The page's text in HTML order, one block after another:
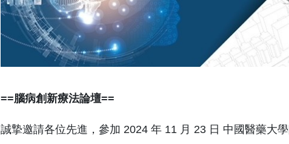
==腦病創新療法論壇==
誠摯邀請各位先進，參加 2024 年 11 月 23 日 中國醫藥大